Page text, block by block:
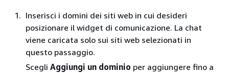
Inserisci i domini dei siti web in cui desideri
posizionare il widget di comunicazione. La chat
viene caricata solo sui siti web selezionati in
questo passaggio.
Scegli Aggiungi un dominio per aggiungere fino a